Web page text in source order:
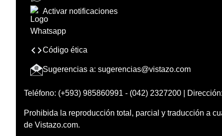
Activar notificaciones
Código ética
Sugerencias a: sugerencias@vistazo.com
Teléfono: (+593) 985860991 - (042) 2327200 |
Prohibida la reproducción total, parcial y traducción a
de Vistazo.com.